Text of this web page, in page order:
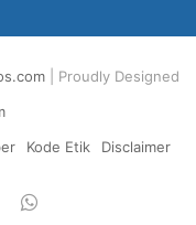
| Proudly Designed
Kode Etik Disclaimer
WhatsApp